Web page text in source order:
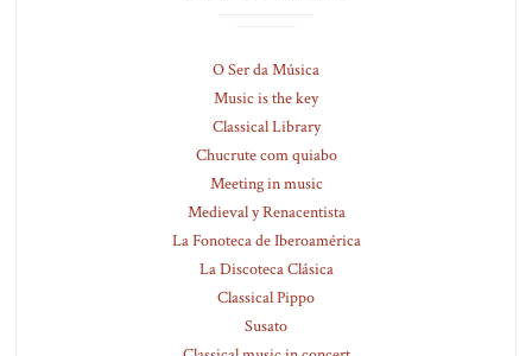
O Ser da Música
Music is the key
Classical Library
Chucrute com quiabo
Meeting in music
Medieval y Renacentista
La Fonoteca de Iberoamérica
La Discoteca Clásica
Classical Pippo
Susato